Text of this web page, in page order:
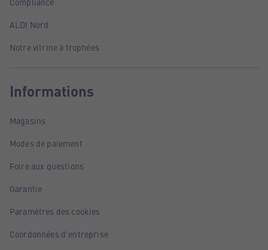
ALDI Nord
Notre vitrine à trophées
Informations
Magasins
Modes de paiement
Foire aux questions
Garantie
Paramètres des cookies
Coordonnées d'entreprise